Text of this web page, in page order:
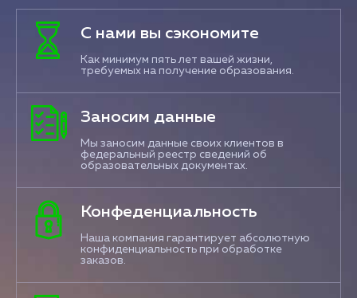
С нами вы сэкономите
Как минимум пять лет вашей жизни,
требуемых на получение образования.
Заносим данные
Мы заносим данные своих клиентов в
федеральный реестр сведений об
образовательных документах.
Конфеденциальность
Наша компания гарантирует абсолютную
конфиденциальность при обработке
заказов.